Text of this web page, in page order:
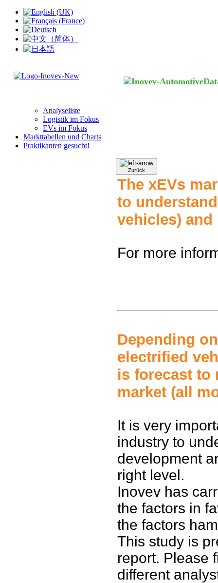
Analyseliste
Logistik im Fokus
EVs im Fokus
Markttabellen und Charts
Praktikanten gesucht!
Zurück
The xEVs
to
vehicles)
For more
Depending
electrified
is forecast to
market (all
It is very
industry to
development
right level.
Inovev has
the factors in
the factors
This study is
report. Please
different